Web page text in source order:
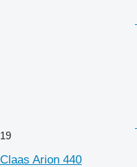
19
Claas Arion 440